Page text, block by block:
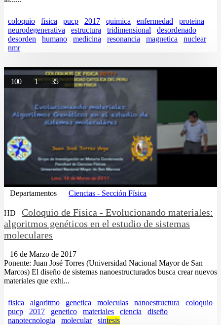
coloquio fisica pucp 2017 quimica enfermedad
proteina
neurodegenerativa
estructura tridimensional
desordenado
desorden
humano medicina resonancia magnetica
nuclear
nmr
100 135
Departamentos Ciencias - Sección Física
HD
Coloquio de Física - Evolucionando materiales:
algoritmos genéticos en el estudio de sistemas
moleculares
16 de Marzo de 2017
Ponente: Juan José Torres (Universidad Nacional Mayor de San
Marcos) El diseño de sistemas nanoestructurados busca crear nuevos
materiales que exhi...
fisica algoritmo genetica moleculas nanoestructura
coloquio
pucp
2017 genetico materiales ciencia
diseño
nanotecnologia
molecular sintesis